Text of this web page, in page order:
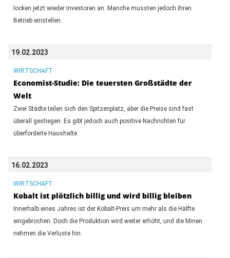
locken jetzt wieder Investoren an. Manche mussten jedoch ihren
Betrieb einstellen.
19.02.2023
WIRTSCHAFT
Economist-Studie: Die teuersten Großstädte der
Welt
Zwei Städte teilen sich den Spitzenplatz, aber die Preise sind fast
überall gestiegen. Es gibt jedoch auch positive Nachrichten für
überforderte Haushalte.
16.02.2023
WIRTSCHAFT
Kobalt ist plötzlich billig und wird billig bleiben
Innerhalb eines Jahres ist der Kobalt-Preis um mehr als die Hälfte
eingebrochen. Doch die Produktion wird weiter erhöht, und die Minen
nehmen die Verluste hin.